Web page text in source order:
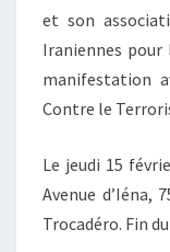
et son
Iraniennes pour
manifestation
Contre le
Le jeudi 15
Avenue d’Iéna,
Trocadéro. Fin